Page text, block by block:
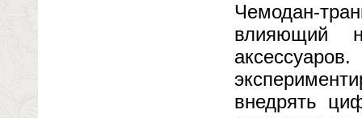
Чемодан-
влияющий
внедрять